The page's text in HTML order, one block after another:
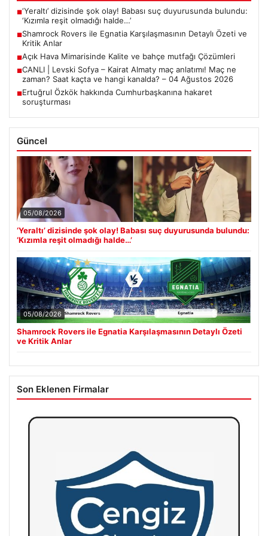
■‘Yeraltı’ dizisinde şok olay! Babası suç duyurusunda bulundu:
‘Kızımla reşit olmadığı halde…’
■Shamrock Rovers ile Egnatia Karşılaşmasının Detaylı Özeti ve
Kritik Anlar
■Açık Hava Mimarisinde Kalite ve bahçe mutfağı Çözümleri
■CANLI | Levski Sofya – Kairat Almaty maç anlatımı! Maç ne
zaman? Saat kaçta ve hangi kanalda? – 04 Ağustos 2026
■Ertuğrul Özkök hakkında Cumhurbaşkanına hakaret
soruşturması
Güncel
05/08/2026
‘Yeraltı’ dizisinde şok olay! Babası suç duyurusunda bulundu:
‘Kızımla reşit olmadığı halde…’
05/08/2026
Shamrock Rovers ile Egnatia Karşılaşmasının Detaylı Özeti
ve Kritik Anlar
Son Eklenen Firmalar